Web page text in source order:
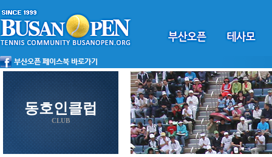
동호인클럽
CLUB